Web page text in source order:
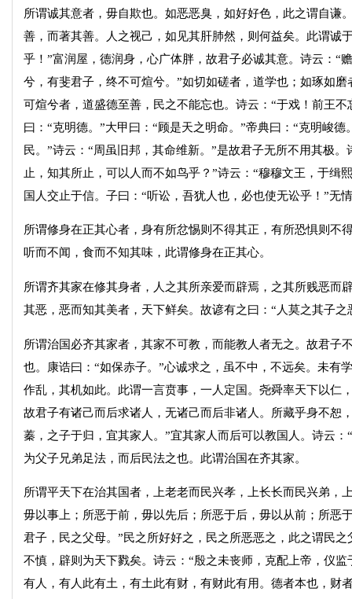
所谓诚其意者，毋自欺也。如恶恶臭，如好好色，此之谓自
善，而著其善。人之视己，如见其肝肺然，则何益矣。此谓诚
乎！”富润屋，德润身，心广体胖，故君子必诚其意。诗云：“
兮，有斐君子，终不可煊兮。”如切如磋者，道学也；如琢如
可煊兮者，道盛德至善，民之不能忘也。诗云：“于戏！前王
曰：“克明德。”大甲曰：“顾是天之明命。”帝典曰：“克明峻
民。”诗云：“周虽旧邦，其命维新。”是故君子无所不用其极
止，知其所止，可以人而不如鸟乎？”诗云：“穆穆文王，于
国人交止于信。子曰：“听讼，吾犹人也，必也使无讼乎！”无
所谓修身在正其心者，身有所忿惕则不得其正，有所恐惧则不
听而不闻，食而不知其味，此谓修身在正其心。
所谓齐其家在修其身者，人之其所亲爱而辟焉，之其所贱恶
其恶，恶而知其美者，天下鲜矣。故谚有之曰：“人莫之其子
所谓治国必齐其家者，其家不可教，而能教人者无之。故君
也。康诰曰：“如保赤子。”心诚求之，虽不中，不远矣。未有
作乱，其机如此。此谓一言贲事，一人定国。尧舜率天下以仁
故君子有诸己而后求诸人，无诸己而后非诸人。所藏乎身不恕
蓁，之子于归，宜其家人。”宜其家人而后可以教国人。诗云
为父子兄弟足法，而后民法之也。此谓治国在齐其家。
所谓平天下在治其国者，上老老而民兴孝，上长长而民兴弟，
毋以事上；所恶于前，毋以先后；所恶于后，毋以从前；所恶
君子，民之父母。”民之所好好之，民之所恶恶之，此之谓民
不慎，辟则为天下戮矣。诗云：“殷之未丧师，克配上帝，仪
有人，有人此有土，有土此有财，有财此有用。德者本也，财